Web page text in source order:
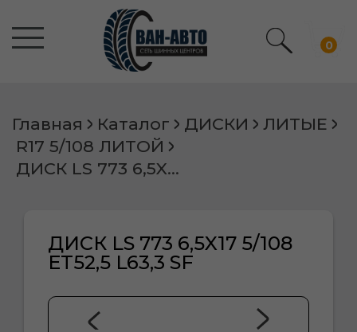
0
Главная Каталог ДИСКИ
ЛИТЫЕ
R17 5/108 ЛИТОЙ
ДИСК LS 773 6,5X17 5/108 ET52,5 L63,3 SF
ДИСК LS 773 6,5X17 5/108
ET52,5 L63,3 SF